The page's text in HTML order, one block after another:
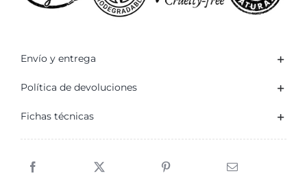
Envío y entrega
Política de devoluciones
Fichas técnicas